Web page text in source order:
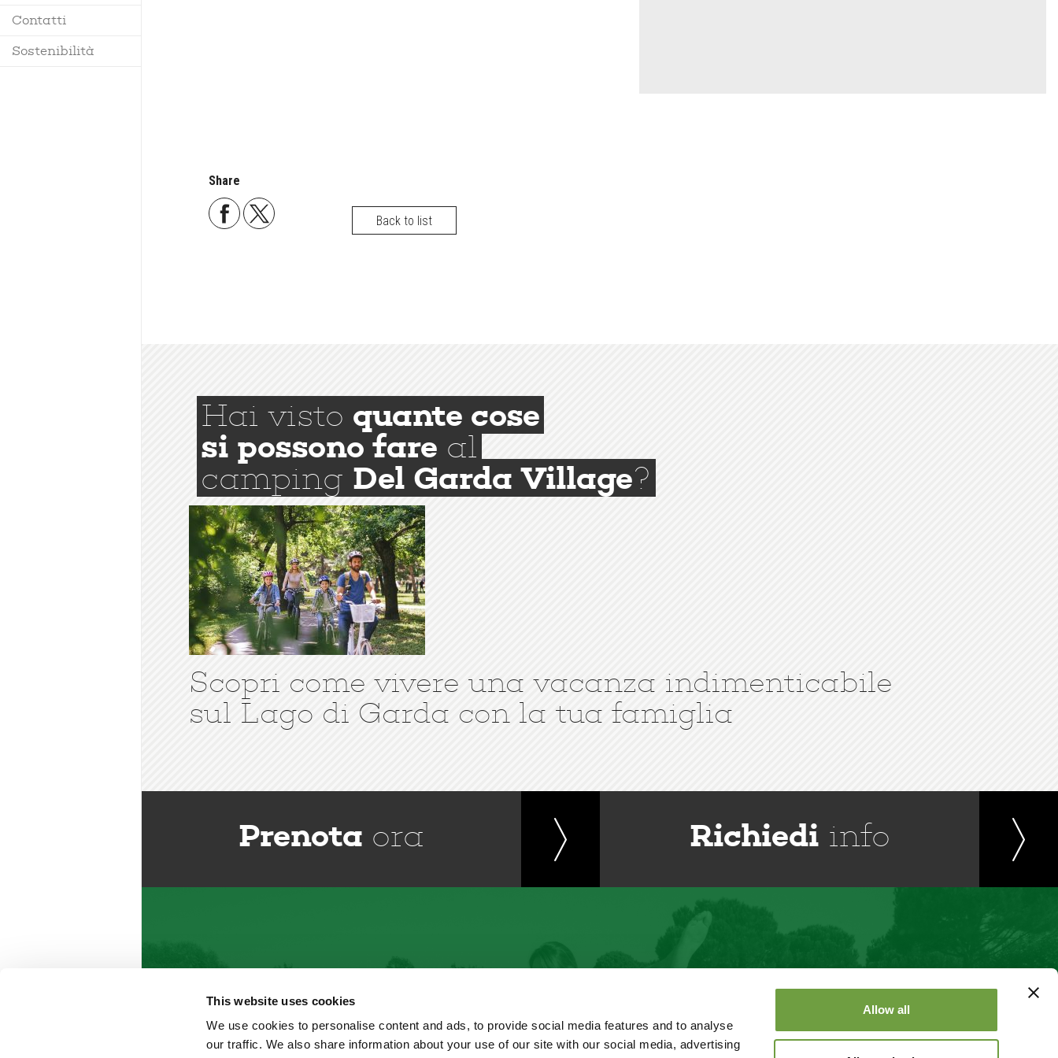
This website uses cookies
We use cookies to personalise content and ads, to provide social media features and to analyse
our traffic. We also share information about your use of our site with our social media, advertising
Allow all
Contatti
Regolamento
Sostenibilità
Share
Back to list
Hai visto quante cose
si possono fare al
camping Del Garda Village?
Scopri come vivere una vacanza indimenticabile
sul Lago di Garda con la tua famiglia
Prenota ora Richiedi info